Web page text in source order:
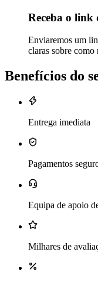
Receba o link
Enviaremos um
claras sobre como
Benefícios do
Entrega imediata
Pagamentos
Equipa de apoio
Milhares de